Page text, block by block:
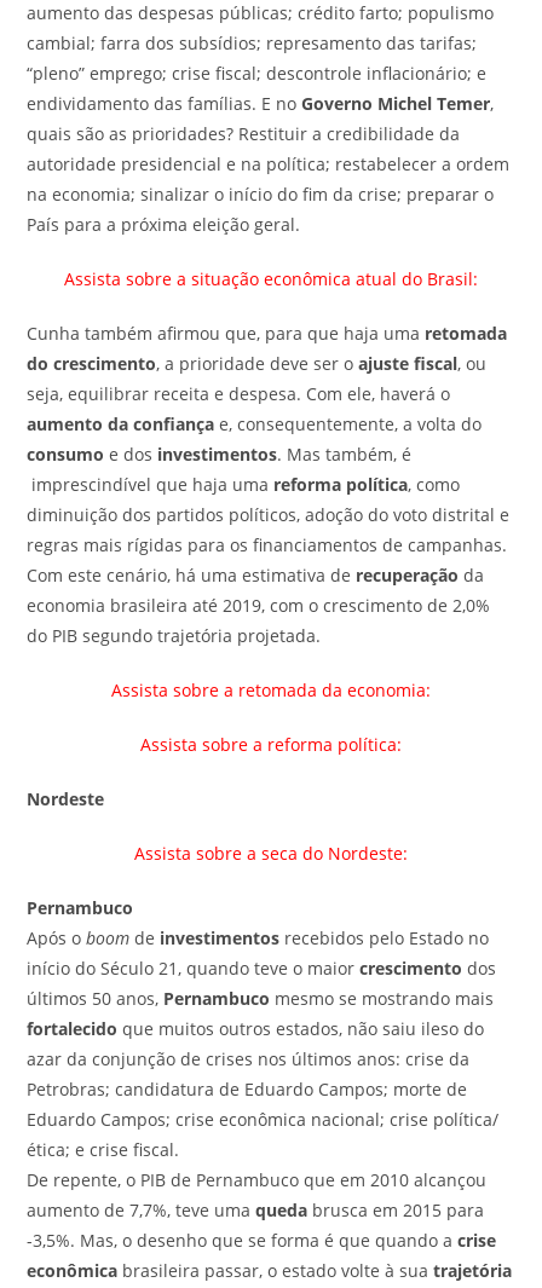
aumento das despesas públicas; crédito farto; populismo
cambial; farra dos subsídios; represamento das tarifas;
“pleno” emprego; crise fiscal; descontrole inflacionário; e
endividamento das famílias. E noGoverno Michel Temer,
quais são as prioridades? Restituir a credibilidade da
autoridade presidencial e na política; restabelecer a ordem
na economia; sinalizar o início do fim da crise; preparar o
País para a próxima eleição geral.
Assista sobre a situação econômica atual do Brasil:
Cunha também afirmou que, para que haja uma retomada
do crescimento, a prioridade deve ser oajuste fiscal, ou
seja, equilibrar receita e despesa. Com ele, haverá o
aumento da confiança e, consequentemente, a volta do
consumo e dos investimentos. Mas também, é
imprescindível que haja uma reforma política, como
diminuição dos partidos políticos, adoção do voto distrital e
regras mais rígidas para os financiamentos de campanhas.
Com este cenário, há uma estimativa de recuperação da
economia brasileira até 2019, com o crescimento de 2,0%
do PIB segundo trajetória projetada.
Assista sobre a retomada da economia:
Assista sobre a reforma política:
Nordeste
Assista sobre a seca do Nordeste:
Pernambuco
Após oboom de investimentos recebidos pelo Estado no
início do Século 21, quando teve o maiorcrescimento dos
últimos 50 anos, Pernambuco mesmo se mostrando mais
fortalecido que muitos outros estados, não saiu ileso do
azar da conjunção de crises nos últimos anos: crise da
Petrobras; candidatura de Eduardo Campos; morte de
Eduardo Campos; crise econômica nacional; crise política/
ética; e crise fiscal.
De repente, o PIB de Pernambuco que em 2010 alcançou
aumento de 7,7%, teve umaqueda brusca em 2015 para
-3,5%. Mas, o desenho que se forma é que quando acrise
econômica brasileira passar, o estado volte à sua trajetória